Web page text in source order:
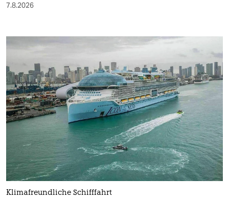
7.8.2026
Klimafreundliche Schifffahrt